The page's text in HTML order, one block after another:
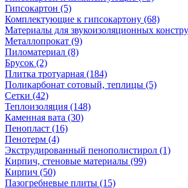
Гипсокартон (5)
Комплектующие к гипсокартону (68)
Материалы для звукоизоляционных
Металлопрокат (9)
Пиломатериал (8)
Брусок (2)
Плитка тротуарная (184)
Поликарбонат сотовый, теплицы (5)
Сетки (42)
Теплоизоляция (148)
Каменная вата (30)
Пенопласт (16)
Пенотерм (4)
Экструдированный пенополистирол (1)
Кирпич, стеновые материалы (99)
Кирпич (50)
Пазогребневые плиты (15)